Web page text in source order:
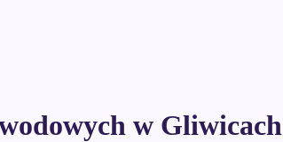
w Gliwicach